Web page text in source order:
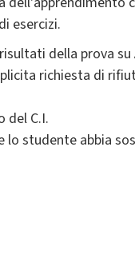
esercizi.
della prova
richiesta di
del C.I.
studente abbia